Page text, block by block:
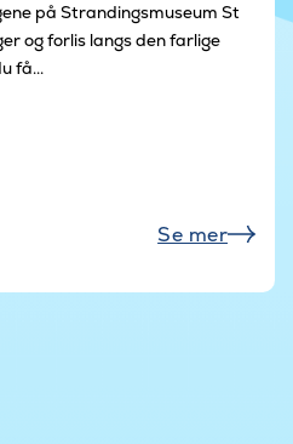
på Strandingsmuseum St
og forlis langs den farlige
få...
Se mer